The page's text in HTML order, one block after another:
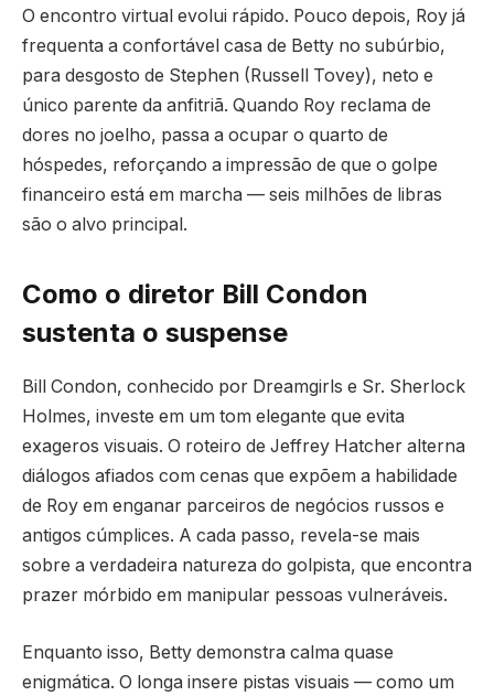
O encontro virtual evolui rápido. Pouco depois, Roy já
frequenta a confortável casa de Betty no subúrbio,
para desgosto de Stephen (Russell Tovey), neto e
único parente da anfitriã. Quando Roy reclama de
dores no joelho, passa a ocupar o quarto de
hóspedes, reforçando a impressão de que o golpe
financeiro está em marcha — seis milhões de libras
são o alvo principal.
Como o diretor Bill Condon
sustenta o suspense
Bill Condon, conhecido por Dreamgirls e Sr. Sherlock
Holmes, investe em um tom elegante que evita
exageros visuais. O roteiro de Jeffrey Hatcher alterna
diálogos afiados com cenas que expõem a habilidade
de Roy em enganar parceiros de negócios russos e
antigos cúmplices. A cada passo, revela-se mais
sobre a verdadeira natureza do golpista, que encontra
prazer mórbido em manipular pessoas vulneráveis.
Enquanto isso, Betty demonstra calma quase
enigmática. O longa insere pistas visuais — como um